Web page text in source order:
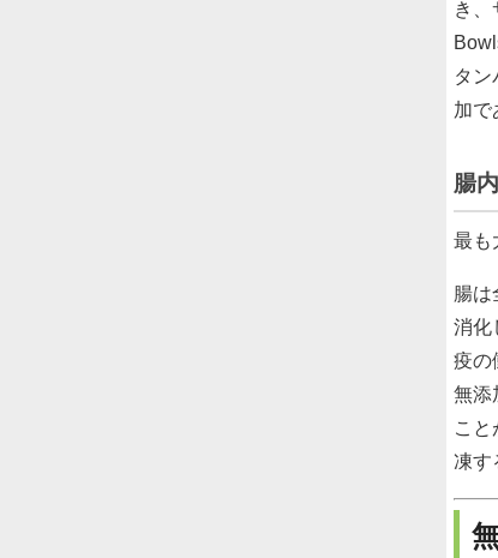
き、
タ
加で
腸
最も
腸は
消化
疫の
無添
こ
凍す